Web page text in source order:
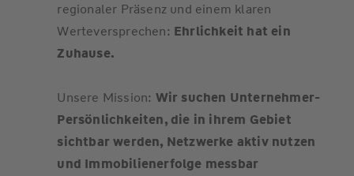
regionaler Präsenz und einem klaren
Werteversprechen: Ehrlichkeit hat ein
Zuhause.
Unsere Mission: Wir suchen Unternehmer-
Persönlichkeiten, die in ihrem Gebiet
sichtbar werden, Netzwerke aktiv nutzen
und Immobilienerfolge messbar